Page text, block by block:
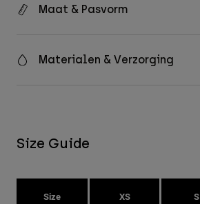
Maat & Pasvorm
Materialen & Verzorging
Size Guide
Size XS S